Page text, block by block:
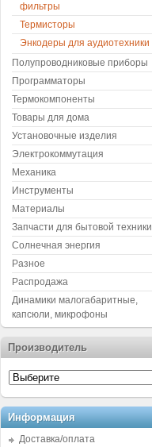
фильтры
Термисторы
Энкодеры для аудиотехники
Полупроводниковые приборы
Программаторы
Термокомпоненты
Товары для дома
Установочные изделия
Электрокоммутация
Механика
Инструменты
Материалы
Запчасти для бытовой техники
Солнечная энергия
Разное
Распродажа
Динамики малогабаритные,
капсюли, микрофоны
Производитель
Информация
Доставка/оплата